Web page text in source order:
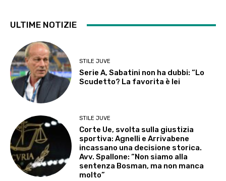
ULTIME NOTIZIE
STILE JUVE
Serie A, Sabatini non ha dubbi: “Lo
Scudetto? La favorita è lei
STILE JUVE
Corte Ue, svolta sulla giustizia
sportiva: Agnelli e Arrivabene
incassano una decisione storica.
Avv. Spallone: “Non siamo alla
sentenza Bosman, ma non manca
molto”